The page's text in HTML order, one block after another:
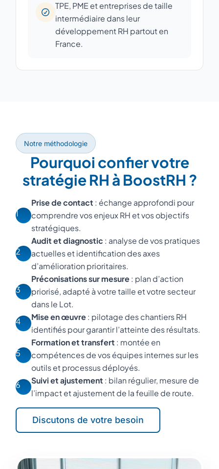
TPE, PME et entreprises de taille
intermédiaire dans leur
développement RH partout en
France.
Notre méthodologie
Pourquoi confier votre
stratégie RH à BoostRH ?
1
Prise de contact : échange approfondi pour
comprendre vos enjeux RH et vos objectifs
stratégiques.
2
Audit et diagnostic : analyse de vos pratiques
actuelles et identification des axes
d’amélioration prioritaires.
3
Préconisations sur mesure: plan d’action
priorisé, adapté à votre taille et votre secteur
dans le Lot.
4
Mise en œuvre: pilotage des chantiers RH
identifiés pour garantir l’atteinte des résultats.
5
Formation et transfert : montée en
compétences de vos équipes internes sur les
outils et processus déployés.
6
Suivi et ajustement : bilan régulier, mesure de
l’impact et ajustement de la feuille de route.
Discutons de votre besoin